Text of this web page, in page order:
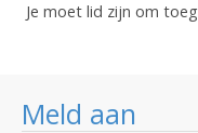
Meld aan
Je moet lid zijn om